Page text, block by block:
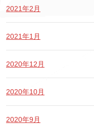
2021年2月
2021年1月
2020年12月
2020年10月
2020年9月